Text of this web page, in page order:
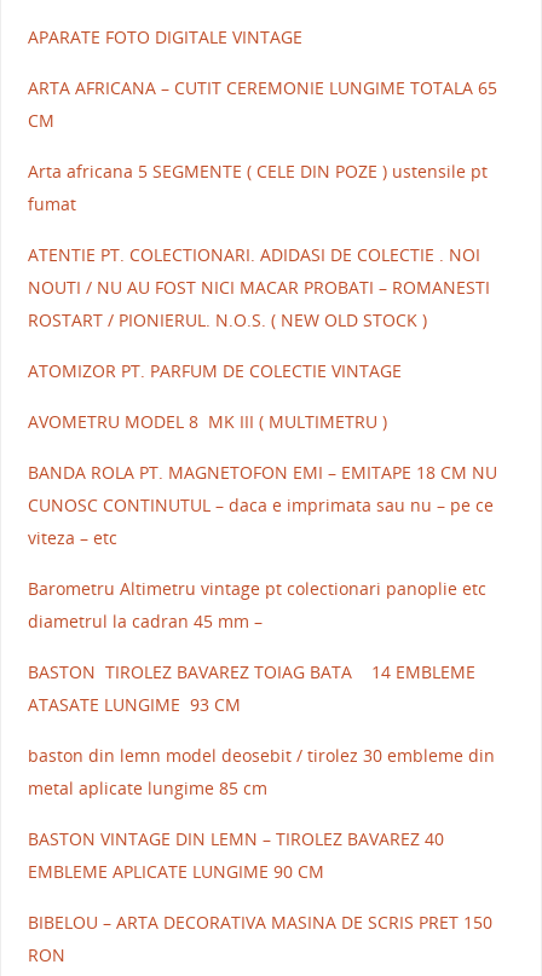
APARATE FOTO DIGITALE VINTAGE
ARTA AFRICANA – CUTIT CEREMONIE LUNGIME TOTALA 65
CM
Arta africana 5 SEGMENTE ( CELE DIN POZE ) ustensile pt
fumat
ATENTIE PT. COLECTIONARI. ADIDASI DE COLECTIE . NOI
NOUTI / NU AU FOST NICI MACAR PROBATI – ROMANESTI
ROSTART / PIONIERUL. N.O.S. ( NEW OLD STOCK )
ATOMIZOR PT. PARFUM DE COLECTIE VINTAGE
AVOMETRU MODEL 8 MK III ( MULTIMETRU )
BANDA ROLA PT. MAGNETOFON EMI – EMITAPE 18 CM NU
CUNOSC CONTINUTUL – daca e imprimata sau nu – pe ce
viteza – etc
Barometru Altimetru vintage pt colectionari panoplie etc
diametrul la cadran 45 mm –
BASTON TIROLEZ BAVAREZ TOIAG BATA 14 EMBLEME
ATASATE LUNGIME 93 CM
baston din lemn model deosebit / tirolez 30 embleme din
metal aplicate lungime 85 cm
BASTON VINTAGE DIN LEMN – TIROLEZ BAVAREZ 40
EMBLEME APLICATE LUNGIME 90 CM
BIBELOU – ARTA DECORATIVA MASINA DE SCRIS PRET 150
RON